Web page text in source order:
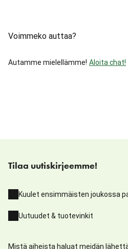
Voimmeko auttaa?
Autamme mielellämme! Aloita chat!
Tilaa uutiskirjeemme!
Kuulet ensimmäisten joukossa
Uutuudet & tuotevinkit
Mistä aiheista haluat meidän